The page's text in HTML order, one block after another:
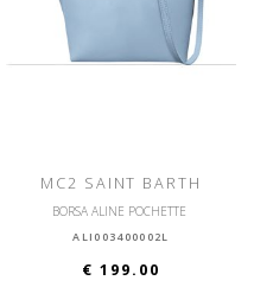
MC2 SAINT BARTH
BORSA ALINE POCHETTE
ALI003400002L
€ 199.00